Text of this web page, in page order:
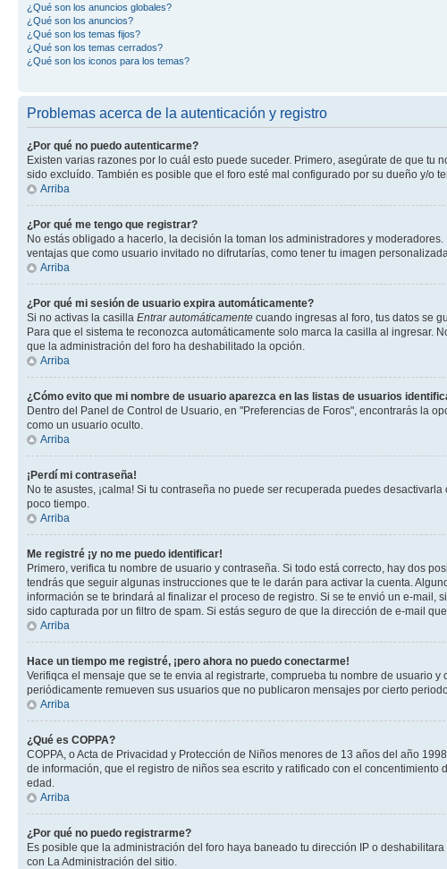
¿Qué son los anuncios globales?
¿Qué son los anuncios?
¿Qué son los temas fijos?
¿Qué son los temas cerrados?
¿Qué son los iconos para los temas?
Problemas acerca de la autenticación y registro
¿Por qué no puedo autenticarme?
Existen varias razones por lo cuál esto puede suceder. Primero, asegúrate de que
sido excluído. También es posible que el foro esté mal configurado por su dueño y/o
Arriba
¿Por qué me tengo que registrar?
No estás obligado a hacerlo, la decisión la toman los administradores y
ventajas que como usuario invitado no difrutarías, como tener tu imagen
Arriba
¿Por qué mi sesión de usuario expira automáticamente?
Si no activas la casilla Entrar automáticamente cuando ingresas al foro, tus datos se
Para que el sistema te reconozca automáticamente solo marca la casilla al ingresar.
que la administración del foro ha deshabilitado la opción.
Arriba
¿Cómo evito que mi nombre de usuario aparezca en las listas de usuarios
Dentro del Panel de Control de Usuario, en "Preferencias de Foros", encontrarás la
como un usuario oculto.
Arriba
¡Perdí mi contraseña!
No te asustes, ¡calma! Si tu contraseña no puede ser recuperada puedes
poco tiempo.
Arriba
Me registré ¡y no me puedo identificar!
Primero, verifica tu nombre de usuario y contraseña. Si todo está correcto, hay dos
tendrás que seguir algunas instrucciones que te le darán para activar la cuenta.
información se te brindará al finalizar el proceso de registro. Si se te envió un e-
sido capturada por un filtro de spam. Si estás seguro de que la dirección de e-mail
Arriba
Hace un tiempo me registré, ¡pero ahora no puedo conectarme!
Verifiqca el mensaje que se te envia al registrarte, comprueba tu nombre de usuario
periódicamente remueven sus usuarios que no publicaron mensajes por cierto
Arriba
¿Qué es COPPA?
COPPA, o Acta de Privacidad y Protección de Niños menores de 13 años del año
de información, que el registro de niños sea escrito y ratificado con el
edad.
Arriba
¿Por qué no puedo registrarme?
Es posible que la administración del foro haya baneado tu dirección IP o
con La Administración del sitio.